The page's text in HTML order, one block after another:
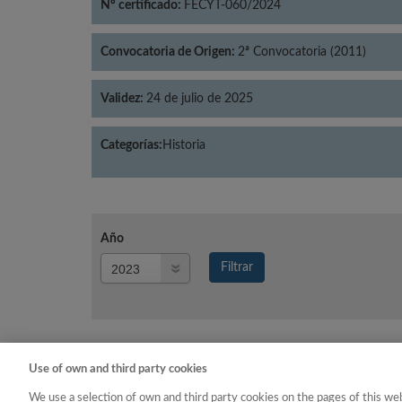
Nº certificado: FECYT-060/2024
Convocatoria de Origen: 2ª Convocatoria (2011)
Validez: 24 de julio de 2025
Categorías: Historia
Año
Filtrar
Año
Use of own and third party cookies
We use a selection of own and third party cookies on the pages of this